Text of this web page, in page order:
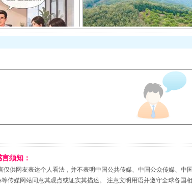
免责幌子 以产业富民促振兴
刚被判无期
须知：
仅供网友表达个人看法，并不表明中国公共传媒、中国公众传媒、
传媒网站同意其观点或证实其描述。 注意文明用语并遵守全球各国相